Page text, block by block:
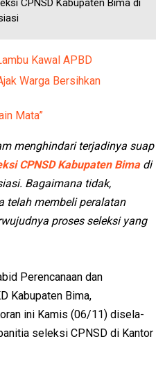
CPNSD Kabupaten Bima di
Kawal APBD
Warga Bersihkan
Mata”
menghindari terjadinya suap
CPNSD Kabupaten Bimadi
Bagaimana tidak,
telah membeli peralatan
proses seleksi yang
Perencanaan dan
Kabupaten Bima,
ini Kamis (06/11) disela-
seleksi CPNSD di Kantor